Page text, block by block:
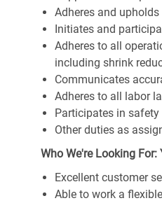
Adheres and
Initiates and
Adheres to all
including shrink
Communicates
Adheres to all labor
Participates in
Other duties as
Who We're Looking For:
Excellent customer
Able to work a